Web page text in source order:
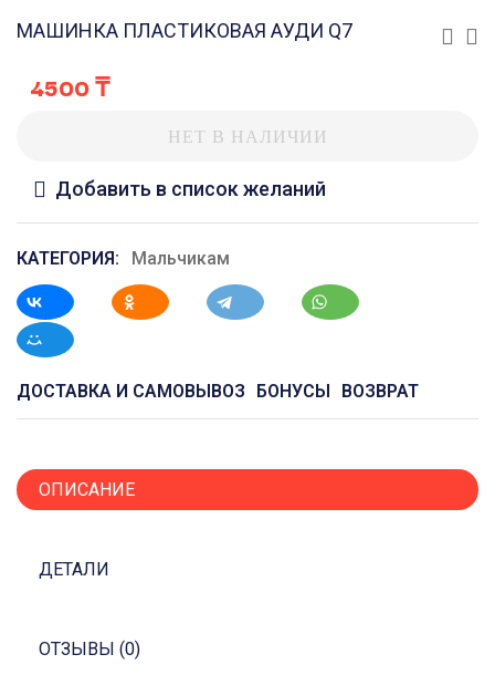
МАШИНКА ПЛАСТИКОВАЯ АУДИ Q7
4500₸
НЕТ В НАЛИЧИИ
Добавить в список желаний
КАТЕГОРИЯ: Мальчикам
ДОСТАВКА И САМОВЫВОЗ БОНУСЫ ВОЗВРАТ
ОПИСАНИЕ
ДЕТАЛИ
ОТЗЫВЫ (0)